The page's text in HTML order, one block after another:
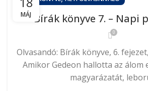
MÁJ Bírák könyve 7. – Napi
0
Olvasandó: Bírák könyve, 6.
Amikor Gedeon hallotta az álom
magyarázatát,